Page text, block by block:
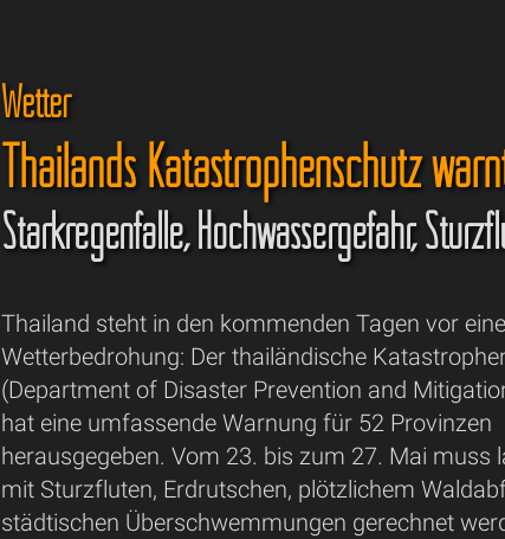
Wetter
Thailands Katastrophenschutz
Starkregenfälle, Hochwassergefahr,
Thailand steht in den kommenden Tagen vor
Wetterbedrohung: Der thailändische
(Department of Disaster Prevention and
hat eine umfassende Warnung für 52 Provinzen
herausgegeben. Vom 23. bis zum 27. Mai muss
mit Sturzfluten, Erdrutschen, plötzlichem
städtischen Überschwemmungen gerechnet